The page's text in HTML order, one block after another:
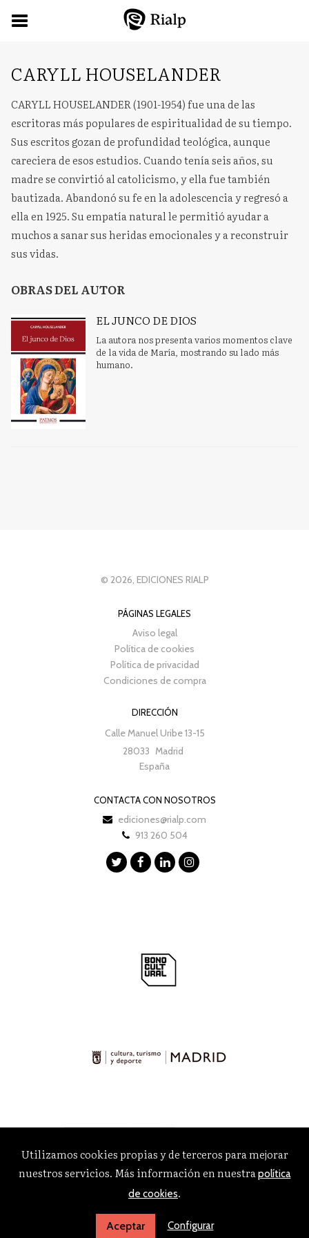
CARYLL HOUSELANDER
CARYLL HOUSELANDER (1901-1954) fue una de las
escritoras más populares de espiritualidad de su tiempo.
Sus escritos gozan de profundidad teológica, aunque
careciera de esos estudios. Cuando tenía seis años, su
madre se convirtió al catolicismo, y ella fue también
bautizada. Abandonó su fe en la adolescencia y regresó a
ella en 1925. Su empatía natural le permitió ayudar a
muchos a sanar sus heridas emocionales y a reconstruir
sus vidas.
OBRAS DEL AUTOR
EL JUNCO DE DIOS
La autora nos presenta varios momentos clave
de la vida de María, mostrando su lado más
humano.
© 2026, EDICIONES RIALP
PÁGINAS LEGALES
Aviso legal
Política de cookies
Política de privacidad
Condiciones de compra
DIRECCIÓN
Calle Manuel Uribe 13-15
28033 Madrid
España
CONTACTA CON NOSOTROS
ediciones@rialp.com
913 260 504
Utilizamos cookies propias y de terceros para mejorar
nuestros servicios. Más información en nuestrapolítica
de cookies.
Aceptar Configurar